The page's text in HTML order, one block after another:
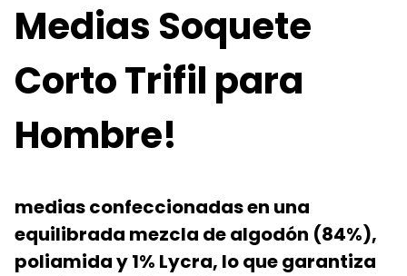
Medias Soquete
Corto Trifil para
Hombre!
medias confeccionadas en una
equilibrada mezcla dealgodón (84%),
poliamida y 1% Lycra, lo que garantiza